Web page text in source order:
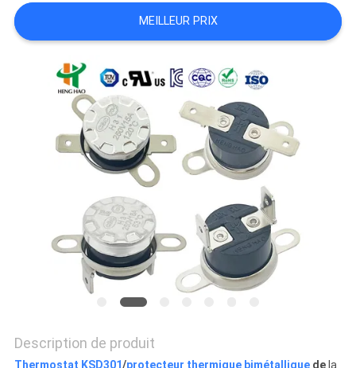
LES
CAS
MEILLEUR PRIX
Description de produit
Thermostat KSD301/protecteur thermique bimétalliquedela